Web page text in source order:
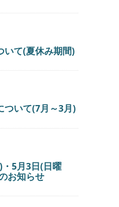
いて(夏休み期間)
ついて(7月～3月)
5月3日(日曜
お知らせ